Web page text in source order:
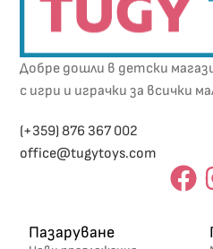
Добре дошли в детски
с игри и играчки за всички
(+359) 876 367 002
office@tugytoys.com
Пазаруване